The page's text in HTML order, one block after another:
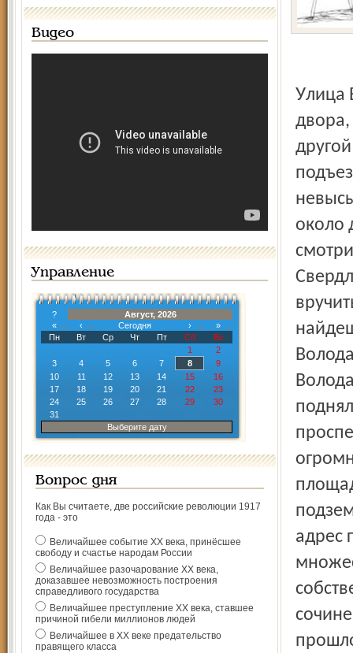
Видео
Управление
?
Август, 2026
«
‹ Сегодня ›
»
Пн
Вт Ср Чт Пт Сб
Вс
1
2
3
4 5 6 7 8
9
10
11 12 13 14 15
16
17
18 19 20 21 22
23
24
25 26 27 28 29
30
31
Выберите дату
Вопрос дня
Как Вы считаете, две российские революции 1917
года - это
Величайшее событие ХХ века, принёсшее
свободу и счастье народам России
Величайшее разочарование ХХ века,
доказавшее невозможность построения
справедливого государства
Величайшее преступление ХХ века, ставшее
причиной гибели миллионов людей
Величайшее в ХХ веке предательство
правящего класса
Улица Володарского, дом № 53 – входы в подъезды со
двора,
около
адрес